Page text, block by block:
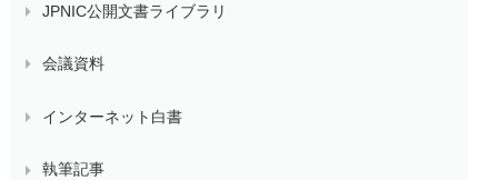
JPNIC公開文書ライブラリ
会議資料
インターネット白書
執筆記事